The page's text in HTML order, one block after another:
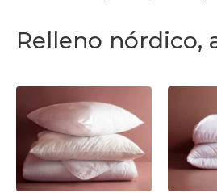
Relleno nórdico,